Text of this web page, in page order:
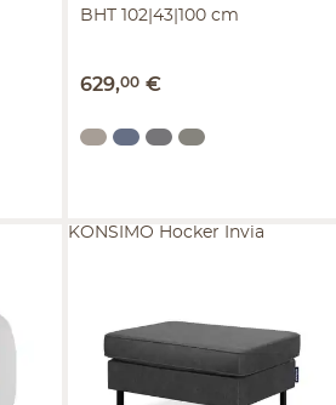
BHT 102|43|100 cm
629,00 €
KONSIMO Hocker Invia